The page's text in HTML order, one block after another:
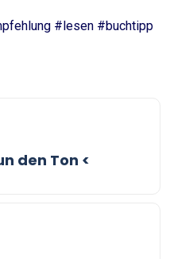
#lesen #buchtipp
den Ton <